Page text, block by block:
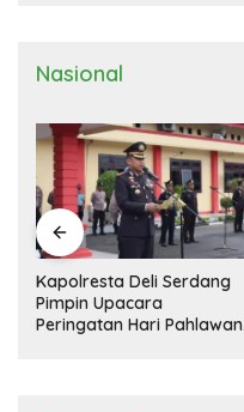
Nasional
Kapolresta Deli Serdang
Pimpin Upacara
Peringatan Hari Pahlawan